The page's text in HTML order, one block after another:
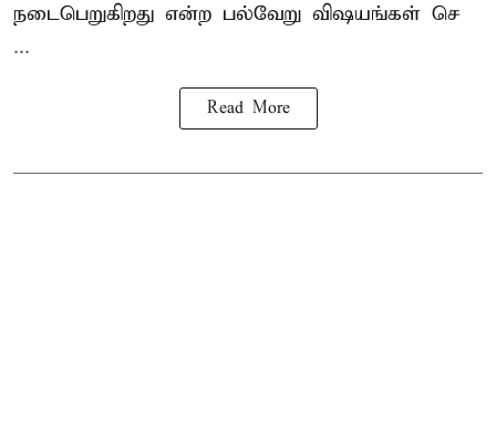
நடைபெறுகிறது என்ற பல்வேறு விஷயங்கள் செ
...
Read More